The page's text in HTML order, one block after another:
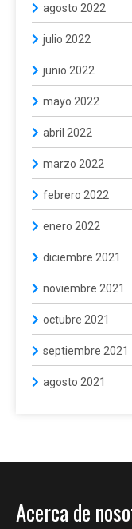
agosto 2022
julio 2022
junio 2022
mayo 2022
abril 2022
marzo 2022
febrero 2022
enero 2022
diciembre 2021
noviembre 2021
octubre 2021
septiembre 2021
agosto 2021
Acerca de